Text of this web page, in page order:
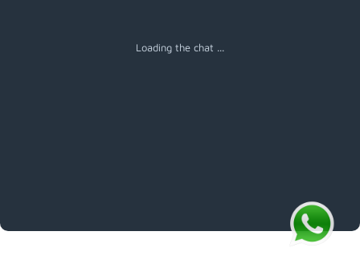
Loading the chat ...